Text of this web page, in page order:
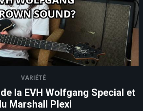
VARIÉTÉ
la EVH Wolfgang Special et
Marshall Plexi